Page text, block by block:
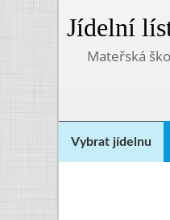
Jídelní
Mateřská
Vybrat jídelnu